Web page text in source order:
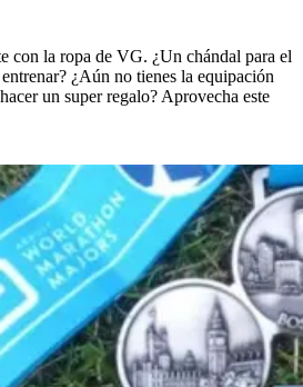
con la ropa de VG. ¿Un chándal para el
¿Aún no tienes la equipación
un super regalo? Aprovecha este